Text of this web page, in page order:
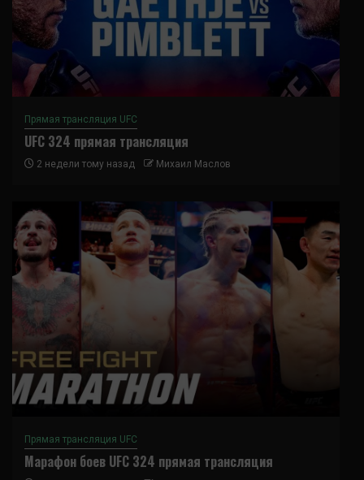
Прямая трансляция UFC
UFC 324 прямая трансляция
2 недели тому назад Михаил Маслов
Прямая трансляция UFC
Марафон боев UFC 324 прямая трансляция